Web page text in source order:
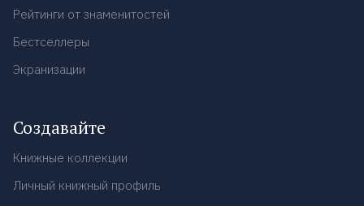
Рейтинги от знаменитостей
Бестселлеры
Экранизации
Создавайте
Книжные коллекции
Личный книжный профиль